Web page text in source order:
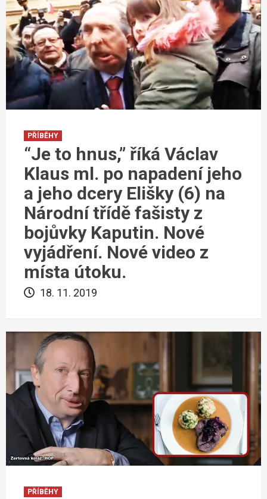
PŘÍBĚHY
“Je to hnus,” říká Václav
Klaus ml. po napadení jeho
a jeho dcery Elišky (6) na
Národní třídě fašisty z
bojůvky Kaputin. Nové
vyjádření. Nové video z
místa útoku.
18. 11. 2019
PŘÍBĚHY